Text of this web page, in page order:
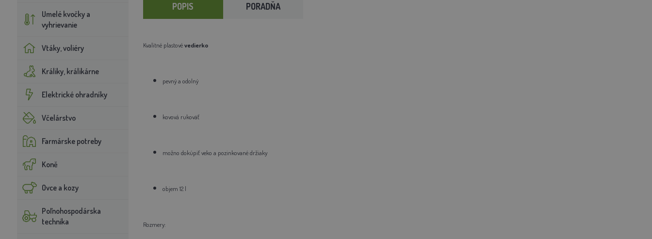
Umelé kvočky a
vyhrievanie
Vtáky, voliéry
Králiky, králikárne
Elektrické ohradníky
Včelárstvo
Farmárske potreby
Koně
Ovce a kozy
Poľnohospodárska
technika
POPIS PORADŇA
Kvalitné plastovévedierko
pevný a odolný
kovová rukoväť
možno dokúpiť veko a pozinkované držiaky
objem 12 l
Rozmery: